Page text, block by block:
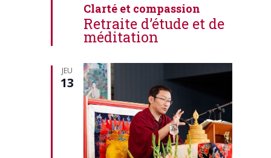
avant
Clarté et compassion
Retraite d’étude et de
méditation
JEU
13